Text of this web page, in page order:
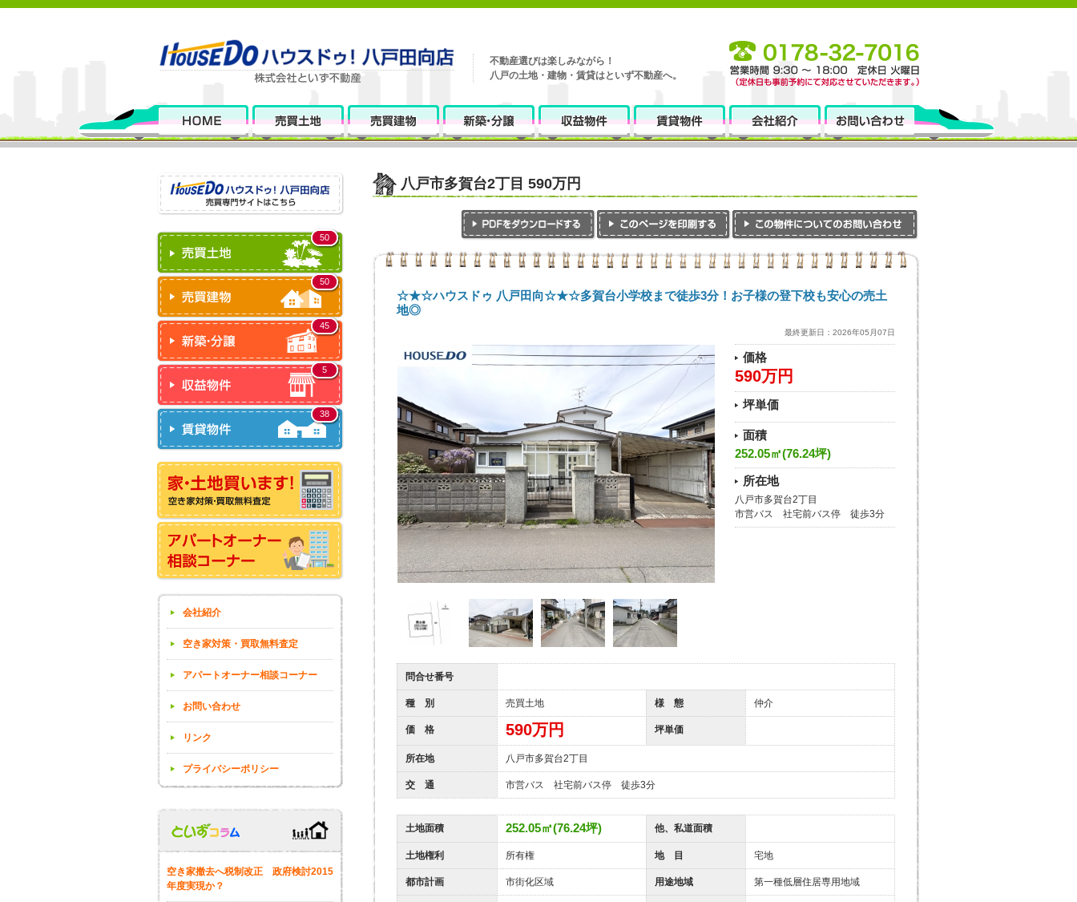
不動産選びは楽しみながら！
八戸の土地・建物・賃貸はといず不動産へ。
50
50
45
5
38
会社紹介
空き家対策・買取無料査定
アパートオーナー相談コーナー
お問い合わせ
リンク
プライバシーポリシー
空き家撤去へ税制改正 政府検討2015
年度実現か？
八戸市多賀台2丁目 590万円
☆★☆ハウスドゥ 八戸田向☆★☆多賀台小学校まで徒歩3分！お子様の登下校も安心の売土
地◎
最終更新日：2026年05月07日
価格
590万円
坪単価
面積
252.05㎡(76.24坪)
所在地
八戸市多賀台2丁目
市営バス 社宅前バス停 徒歩3分
問合せ番号
種 別 売買土地 様 態 仲介
価 格 590万円 坪単価
所在地 八戸市多賀台2丁目
交 通 市営バス 社宅前バス停 徒歩3分
土地面積 252.05㎡(76.24坪) 他、私道面積
土地権利 所有権 地 目 宅地
都市計画 市街化区域 用途地域 第一種低層住居専用地域